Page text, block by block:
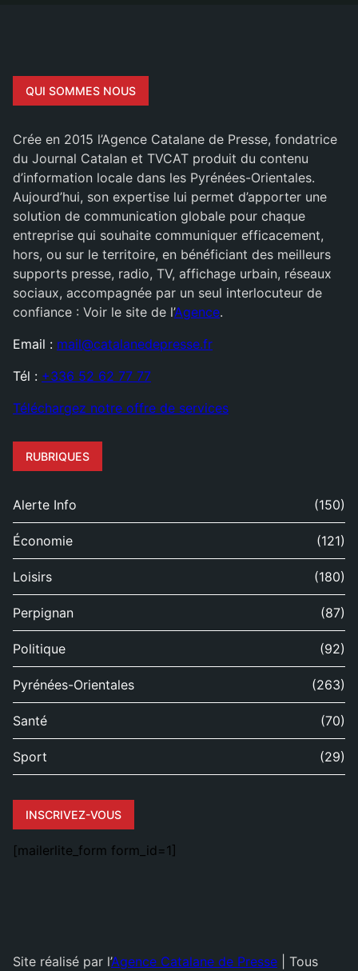
QUI SOMMES NOUS
Crée en 2015 l’Agence Catalane de Presse, fondatrice
du Journal Catalan et TVCAT produit du contenu
d’information locale dans les Pyrénées-Orientales.
Aujourd’hui, son expertise lui permet d’apporter une
solution de communication globale pour chaque
entreprise qui souhaite communiquer efficacement,
hors, ou sur le territoire, en bénéficiant des meilleurs
supports presse, radio, TV, affichage urbain, réseaux
sociaux, accompagnée par un seul interlocuteur de
confiance : Voir le site de l’Agence.
Email : mail@catalanedepresse.fr
Tél : +336 52 62 77 77
Téléchargez notre offre de services
RUBRIQUES
Alerte Info (150)
Économie (121)
Loisirs (180)
Perpignan (87)
Politique (92)
Pyrénées-Orientales (263)
Santé (70)
Sport (29)
INSCRIVEZ-VOUS
[mailerlite_form form_id=1]
Site réalisé par l’Agence Catalane de Presse | Tous